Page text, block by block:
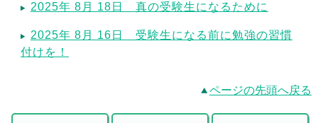
2025年 8月 18日 真の受験生になるために
2025年 8月 16日 受験生になる前に勉強の習慣
付けを！
ページの先頭へ戻る